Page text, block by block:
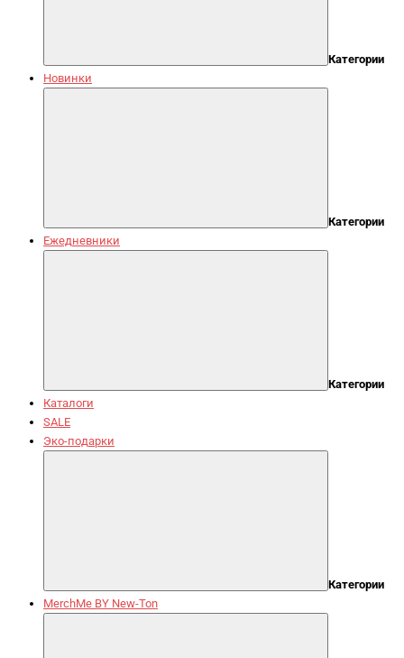
Категории
Новинки
Категории
Ежедневники
Категории
Каталоги
SALE
Эко-подарки
Категории
MerchMe BY New-Ton